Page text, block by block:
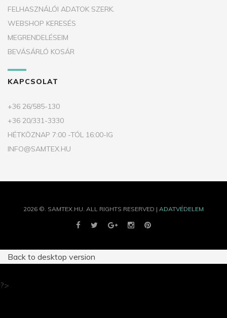
FELHASZNÁLÓI ADATOK SZERK.
WEBSHOP KERESÉS
MEGRENDELÉSEIM
BEVÁSÁRLÓ KOSÁR
KAPCSOLAT
+36 26/585-130
+36 20/331-3330
HÉTKÖZNAP 7:00 -TÓL 16:00-IG
INFO@SAMTEX.HU
2026 ©. SAMTEX.HU. ALL RIGHTS RESERVED | ADATVÉDELEM
Back to desktop version
?>